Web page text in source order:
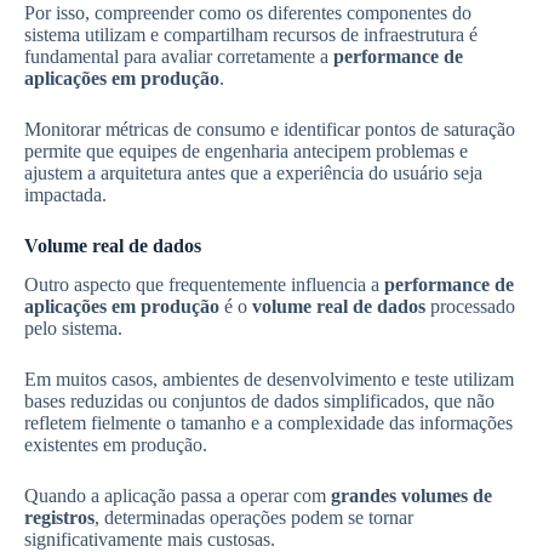
Por isso, compreender como os diferentes componentes do
sistema utilizam e compartilham recursos de infraestrutura é
fundamental para avaliar corretamente a performance de
aplicações em produção.
Monitorar métricas de consumo e identificar pontos de saturação
permite que equipes de engenharia antecipem problemas e
ajustem a arquitetura antes que a experiência do usuário seja
impactada.
Volume real de dados
Outro aspecto que frequentemente influencia a performance de
aplicações em produção é o volume real de dados processado
pelo sistema.
Em muitos casos, ambientes de desenvolvimento e teste utilizam
bases reduzidas ou conjuntos de dados simplificados, que não
refletem fielmente o tamanho e a complexidade das informações
existentes em produção.
Quando a aplicação passa a operar com grandes volumes de
registros, determinadas operações podem se tornar
significativamente mais custosas.